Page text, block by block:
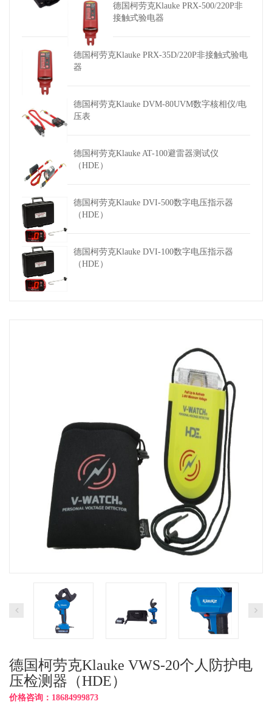
德国柯劳克Klauke PRX-500/220P非
接触式验电器
德国柯劳克Klauke PRX-35D/220P非接触式验电
器
德国柯劳克Klauke DVM-80UVM数字核相仪/电
压表
德国柯劳克Klauke AT-100避雷器测试仪
（HDE）
德国柯劳克Klauke DVI-500数字电压指示器
（HDE）
德国柯劳克Klauke DVI-100数字电压指示器
（HDE）
德国柯劳克Klauke VWS-20个人防护电
压检测器（HDE）
价格咨询：18684999873